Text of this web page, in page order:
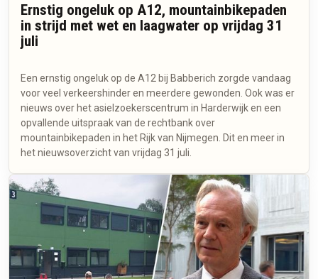
Ernstig ongeluk op A12, mountainbikepaden
in strijd met wet en laagwater op vrijdag 31
juli
Een ernstig ongeluk op de A12 bij Babberich zorgde vandaag
voor veel verkeershinder en meerdere gewonden. Ook was er
nieuws over het asielzoekerscentrum in Harderwijk en een
opvallende uitspraak van de rechtbank over
mountainbikepaden in het Rijk van Nijmegen. Dit en meer in
het nieuwsoverzicht van vrijdag 31 juli.